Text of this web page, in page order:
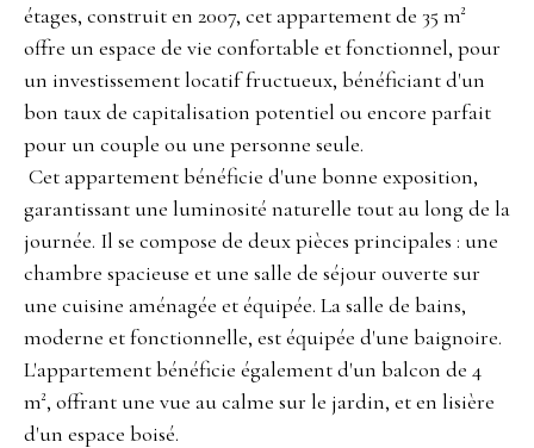
étages, construit en 2007, cet appartement de 35 m²
offre un espace de vie confortable et fonctionnel, pour
un investissement locatif fructueux, bénéficiant d'un
bon taux de capitalisation potentiel ou encore parfait
pour un couple ou une personne seule.
Cet appartement bénéficie d'une bonne exposition,
garantissant une luminosité naturelle tout au long de la
journée. Il se compose de deux pièces principales : une
chambre spacieuse et une salle de séjour ouverte sur
une cuisine aménagée et équipée. La salle de bains,
moderne et fonctionnelle, est équipée d'une baignoire.
L'appartement bénéficie également d'un balcon de 4
m², offrant une vue au calme sur le jardin, et en lisière
d'un espace boisé.